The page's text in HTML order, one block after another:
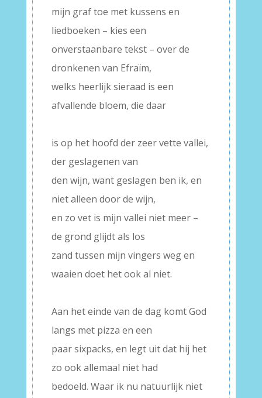
mijn graf toe met kussens en
liedboeken – kies een
onverstaanbare tekst – over de
dronkenen van Efraïm,
welks heerlijk sieraad is een
afvallende bloem, die daar
is op het hoofd der zeer vette vallei,
der geslagenen van
den wijn, want geslagen ben ik, en
niet alleen door de wijn,
en zo vet is mijn vallei niet meer –
de grond glijdt als los
zand tussen mijn vingers weg en
waaien doet het ook al niet.
Aan het einde van de dag komt God
langs met pizza en een
paar sixpacks, en legt uit dat hij het
zo ook allemaal niet had
bedoeld. Waar ik nu natuurlijk niet